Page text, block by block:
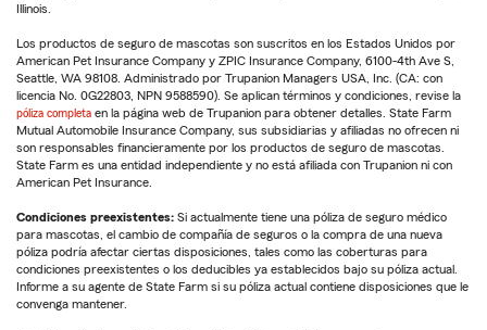
Illinois.
Los productos de seguro de mascotas son suscritos en los Estados Unidos por
American Pet Insurance Company y ZPIC Insurance Company, 6100-4th Ave S,
Seattle, WA 98108. Administrado por Trupanion Managers USA, Inc. (CA: con
licencia No. 0G22803, NPN 9588590). Se aplican términos y condiciones, revise la
póliza completa en la página web de Trupanion para obtener detalles. State Farm
Mutual Automobile Insurance Company, sus subsidiarias y afiliadas no ofrecen ni
son responsables financieramente por los productos de seguro de mascotas.
State Farm es una entidad independiente y no está afiliada con Trupanion ni con
American Pet Insurance.
Condiciones preexistentes: Si actualmente tiene una póliza de seguro médico
para mascotas, el cambio de compañía de seguros o la compra de una nueva
póliza podría afectar ciertas disposiciones, tales como las coberturas para
condiciones preexistentes o los deducibles ya establecidos bajo su póliza actual.
Informe a su agente de State Farm si su póliza actual contiene disposiciones que le
convenga mantener.